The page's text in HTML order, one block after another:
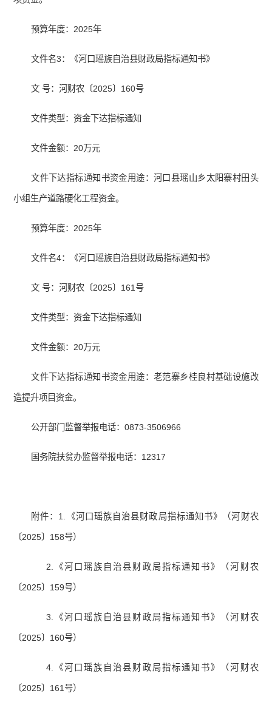
预算年度：2025年
文件名3：《河口瑶族自治县财政局指标通知书》
文 号：河财农〔2025〕160号
文件类型：资金下达指标通知
文件金额：20万元
文件下达指标通知书资金用途：河口县瑶山乡太阳寨村田头
小组生产道路硬化工程资金。
预算年度：2025年
文件名4：《河口瑶族自治县财政局指标通知书》
文 号：河财农〔2025〕161号
文件类型：资金下达指标通知
文件金额：20万元
文件下达指标通知书资金用途：老范寨乡桂良村基础设施改
造提升项目资金。
公开部门监督举报电话：0873-3506966
国务院扶贫办监督举报电话：12317
附件：1.《河口瑶族自治县财政局指标通知书》（河财农
〔2025〕158号）
2.《河口瑶族自治县财政局指标通知书》（河财农
〔2025〕159号）
3.《河口瑶族自治县财政局指标通知书》（河财农
〔2025〕160号）
4.《河口瑶族自治县财政局指标通知书》（河财农
〔2025〕161号）